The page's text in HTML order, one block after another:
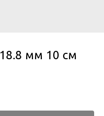
мм 10 см